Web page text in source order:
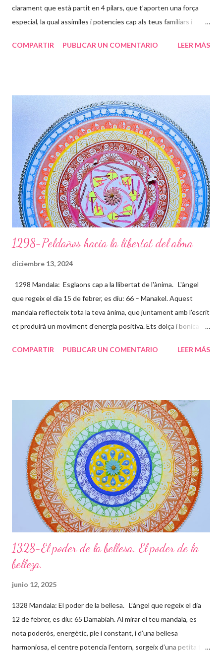
clarament que està partit en 4 pilars, que t’aporten una força
especial, la qual assimiles i potencies cap als teus familiars i
ésser humà súper excepcional, i molts s’apropen a tu per sentir
representa la teva bellesa interna i externa que s’estén cap a
l’exterior de la teva ànima, projectant ones que van passant per
les diferents capes de l’aura, formant juntament amb la Divinitat
aquests dibuixos, que són petjades teves i seves, on t’ensenya
els camins per on has de transitar. La fada t’acompanya en
aquest camí, tens la gran sort d’haver compartit l’entr...
COMPARTIR PUBLICAR UN COMENTARIO LEER MÁS
1298-Peldaños hacia la libertat del alma
diciembre 13, 2024
1298 Mandala: Esglaons cap a la llibertat de l'ànima. L'àngel
que regeix el dia 15 de febrer, es diu: 66 – Manakel. Aquest
mandala reflecteix tota la teva ànima, que juntament amb l’escrit
et produirà un moviment d’energia positiva. Ets dolça i bonica
causes socials i t’entregues amb molt d’amor incondicional, per
trobant en aquest camí, que et toca viure, uns es pugen ràpids i
fàcils, d’altres lents i feixucs, però els vas superant fins arribar
juntament amb l’energia cap al lloc on ets TU realment. Les
papallones que t’acompanyen t’ajuden a transformar-te i que
puguis gaudir de tot el potencial meravellós que tens. Agraeix a
la vida tot el que et dóna, sigui b...
COMPARTIR PUBLICAR UN COMENTARIO LEER MÁS
1328-El poder de la bellesa. El poder de la
belleza.
junio 12, 2025
1328 Mandala: El poder de la bellesa. L’àngel que regeix el dia
12 de febrer, es diu: 65 Damabiah. Al mirar el teu mandala, es
nota poderós, energètic, ple i constant, i d’una bellesa
harmoniosa, el centre potencia l’entorn, sorgeix d’una petita flor